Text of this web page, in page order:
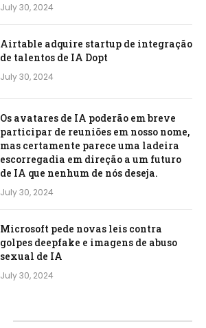
July 30, 2024
Airtable adquire startup de integração
de talentos de IA Dopt
July 30, 2024
Os avatares de IA poderão em breve
participar de reuniões em nosso nome,
mas certamente parece uma ladeira
escorregadia em direção a um futuro
de IA que nenhum de nós deseja.
July 30, 2024
Microsoft pede novas leis contra
golpes deepfake e imagens de abuso
sexual de IA
July 30, 2024